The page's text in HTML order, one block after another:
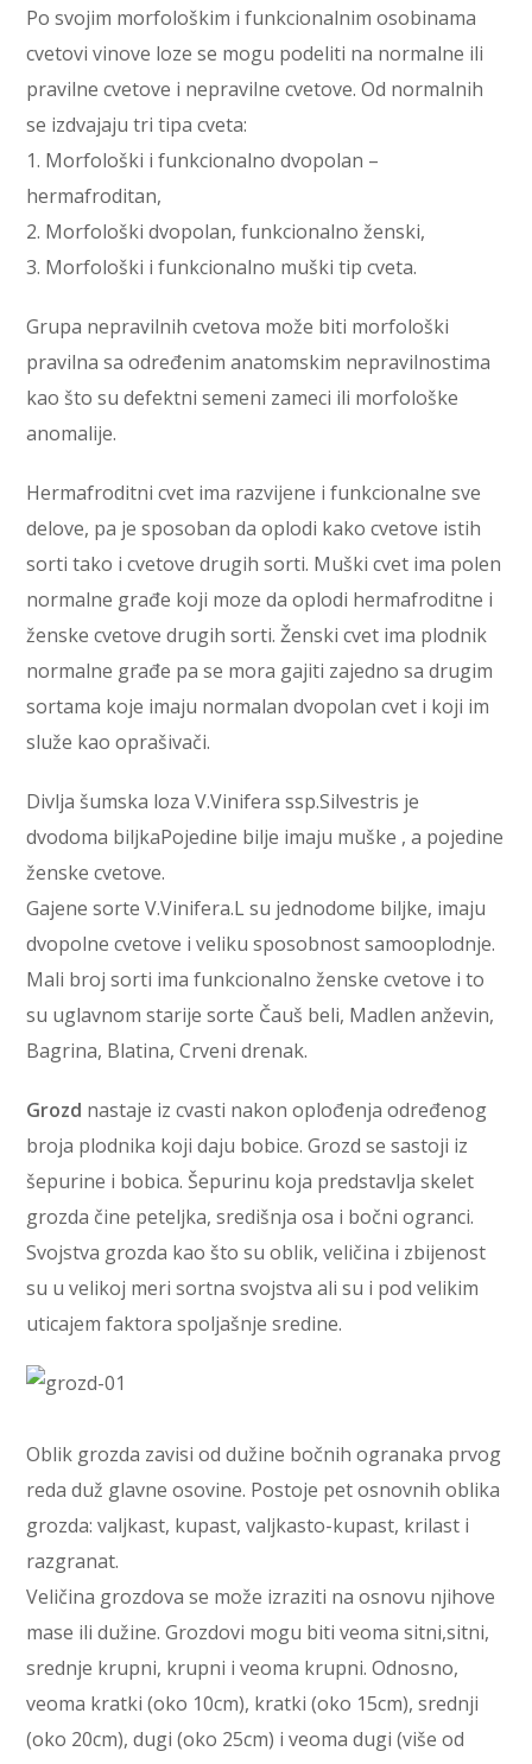
Po svojim morfološkim i funkcionalnim osobinama
cvetovi vinove loze se mogu podeliti na normalne ili
pravilne cvetove i nepravilne cvetove. Od normalnih
se izdvajaju tri tipa cveta:
1. Morfološki i funkcionalno dvopolan –
hermafroditan,
2. Morfološki dvopolan, funkcionalno ženski,
3. Morfološki i funkcionalno muški tip cveta.
Grupa nepravilnih cvetova može biti morfološki
pravilna sa određenim anatomskim nepravilnostima
kao što su defektni semeni zameci ili morfološke
anomalije.
Hermafroditni cvet ima razvijene i funkcionalne sve
delove, pa je sposoban da oplodi kako cvetove istih
sorti tako i cvetove drugih sorti. Muški cvet ima polen
normalne građe koji moze da oplodi hermafroditne i
ženske cvetove drugih sorti. Ženski cvet ima plodnik
normalne građe pa se mora gajiti zajedno sa drugim
sortama koje imaju normalan dvopolan cvet i koji im
služe kao oprašivači.
Divlja šumska loza V.Vinifera ssp.Silvestris je
dvodoma biljkaPojedine bilje imaju muške , a pojedine
ženske cvetove.
Gajene sorte V.Vinifera.L su jednodome biljke, imaju
dvopolne cvetove i veliku sposobnost samooplodnje.
Mali broj sorti ima funkcionalno ženske cvetove i to
su uglavnom starije sorte Čauš beli, Madlen anževin,
Bagrina, Blatina, Crveni drenak.
Grozd nastaje iz cvasti nakon oplođenja određenog
broja plodnika koji daju bobice. Grozd se sastoji iz
šepurine i bobica. Šepurinu koja predstavlja skelet
grozda čine peteljka, središnja osa i bočni ogranci.
Svojstva grozda kao što su oblik, veličina i zbijenost
su u velikoj meri sortna svojstva ali su i pod velikim
uticajem faktora spoljašnje sredine.
Oblik grozda zavisi od dužine bočnih ogranaka prvog
reda duž glavne osovine. Postoje pet osnovnih oblika
grozda: valjkast, kupast, valjkasto-kupast, krilast i
razgranat.
Veličina grozdova se može izraziti na osnovu njihove
mase ili dužine. Grozdovi mogu biti veoma sitni,sitni,
srednje krupni, krupni i veoma krupni. Odnosno,
veoma kratki (oko 10cm), kratki (oko 15cm), srednji
(oko 20cm), dugi (oko 25cm) i veoma dugi (više od